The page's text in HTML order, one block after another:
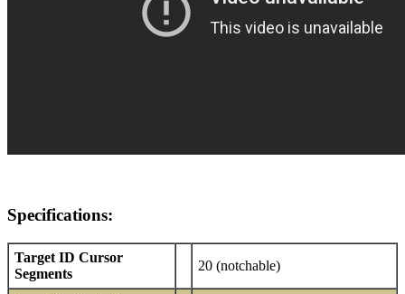
Specifications:
Target ID Cursor
Segments
20 (notchable)